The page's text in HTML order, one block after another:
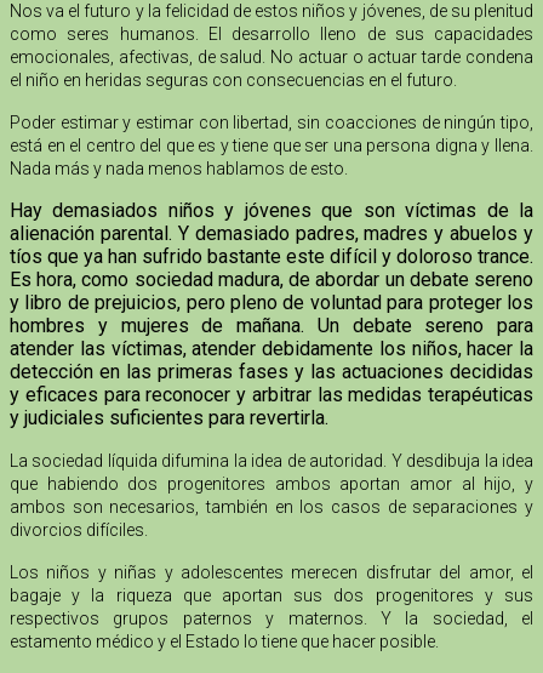
Nos va el futuro y la felicidad de estos niños y jóvenes, de su plenitud
como seres humanos. El desarrollo lleno de sus capacidades
emocionales, afectivas, de salud. No actuar o actuar tarde condena
el niño en heridas seguras con consecuencias en el futuro.
Poder estimar y estimar con libertad, sin coacciones de ningún tipo,
está en el centro del que es y tiene que ser una persona digna y llena.
Nada más y nada menos hablamos de esto.
Hay demasiados niños y jóvenes que son víctimas de la
alienación parental. Y demasiado padres, madres y abuelos y
tíos que ya han sufrido bastante este difícil y doloroso trance.
Es hora, como sociedad madura, de abordar un debate sereno
y libro de prejuicios, pero pleno de voluntad para proteger los
hombres y mujeres de mañana. Un debate sereno para
atender las víctimas, atender debidamente los niños, hacer la
detección en las primeras fases y las actuaciones decididas
y eficaces para reconocer y arbitrar las medidas terapéuticas
y judiciales suficientes para revertirla.
La sociedad líquida difumina la idea de autoridad. Y desdibuja la idea
que habiendo dos progenitores ambos aportan amor al hijo, y
ambos son necesarios, también en los casos de separaciones y
divorcios difíciles.
Los niños y niñas y adolescentes merecen disfrutar del amor, el
bagaje y la riqueza que aportan sus dos progenitores y sus
respectivos grupos paternos y maternos. Y la sociedad, el
estamento médico y el Estado lo tiene que hacer posible.